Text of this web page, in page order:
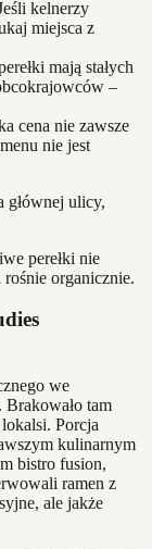
kelnerzy
miejsca z
mają stałych
–
cena nie zawsze
nie jest
perełki nie
organicznie.
we
Brakowało tam
Porcja
kulinarnym
bistro fusion,
ramen z
ale jakże